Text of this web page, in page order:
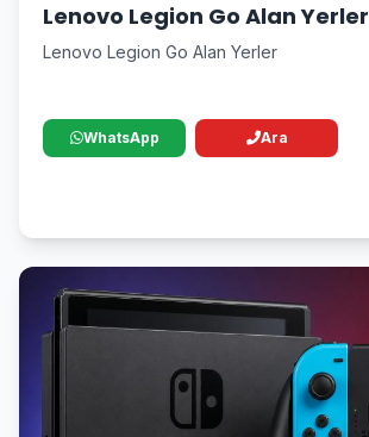
Lenovo Legion Go Alan Yerler
Lenovo Legion Go Alan Yerler
WhatsApp Ara